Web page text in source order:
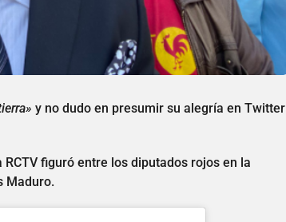
y no dudo en presumir su alegría en Twitter
figuró entre los diputados rojos en la
Maduro.